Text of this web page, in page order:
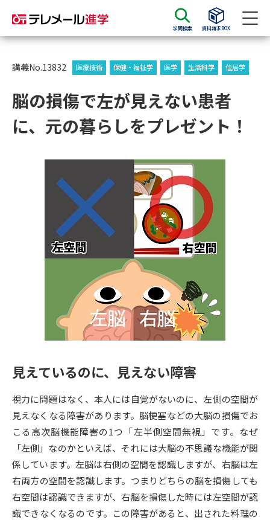
学問検索 資料請求BOX
資料請求 資料検索
大学・短大の資料種類から請求
大学入学共通テスト利用選抜の
募集要項＆願書
大学・短大以外の資料から請求
大学院の資料請求
留学・進学関連、塾・予備校
大学入学共通テスト「受験案
内」の請求
大学入学共通テスト「受験上の
配慮案内」の請求
高等学校卒業程度認定試験
幼稚園教員資格認定試験 小学校教員資格認定試験
高等学校（情報）教員資格認定
試験
大学研究 大学検索
大学で学べる内容や特徴を調べる
講義No.13832 医療技術 保健・福祉学 医学 生活科学 住居学
脳の損傷で左が見えない患者
に、元の暮らしをプレゼント！
見えているのに、見えない障害
視力に問題はなく、本人には自覚がないのに、左側の空間が
見えなくなる障害があります。脳梗塞などの大脳の損傷でお
こる高次脳機能障害の1つ「左半側空間無視」です。なぜ
「左側」なのかといえば、それには大脳の不思議な機能が関
係しています。左脳は右側の空間を認識しますが、右脳は左
右両方の空間を認識します。つまりどちらの脳を損傷しても
右空間は認識できますが、右脳を損傷した時には左空間が認
識できなくなるのです。この障害があると、出された料理の